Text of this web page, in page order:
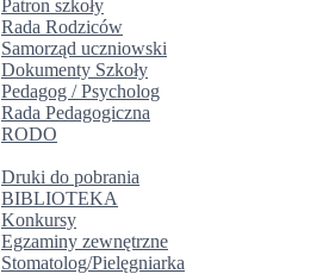
Patron szkoły
Rada Rodziców
Samorząd uczniowski
Dokumenty Szkoły
Pedagog / Psycholog
Rada Pedagogiczna
RODO
Druki do pobrania
BIBLIOTEKA
Konkursy
Egzaminy zewnętrzne
Stomatolog/Pielęgniarka